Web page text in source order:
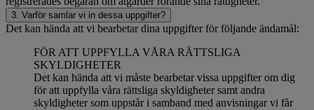
3. Varför samlar vi in dessa uppgifter?
Det kan hända att vi bearbetar dina uppgifter för följande ändamål:
FÖR ATT UPPFYLLA VÅRA RÄTTSLIGA
SKYLDIGHETER
Det kan hända att vi måste bearbetar vissa uppgifter om dig
för att uppfylla våra rättsliga skyldigheter samt andra
skyldigheter som uppstår i samband med anvisningar vi får